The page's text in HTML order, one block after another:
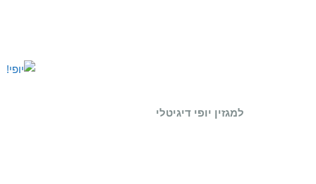
למגזין יופי דיגיטלי